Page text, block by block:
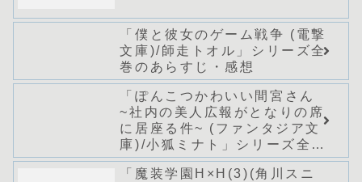
「僕と彼女のゲーム戦争 (電撃
文庫)/師走トオル」シリーズ全
巻のあらすじ・感想
「ぽんこつかわいい間宮さん
~社内の美人広報がとなりの席
に居座る件~ (ファンタジア文
庫)/小狐ミナト」シリーズ全巻
のあらすじ・感想
「魔装学園H×H(3)(角川スニ